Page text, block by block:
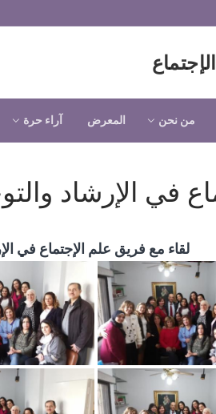
من نحن المعرض آراء حرة
في الإرشاد
لقاء مع فريق علم الإجتماع في